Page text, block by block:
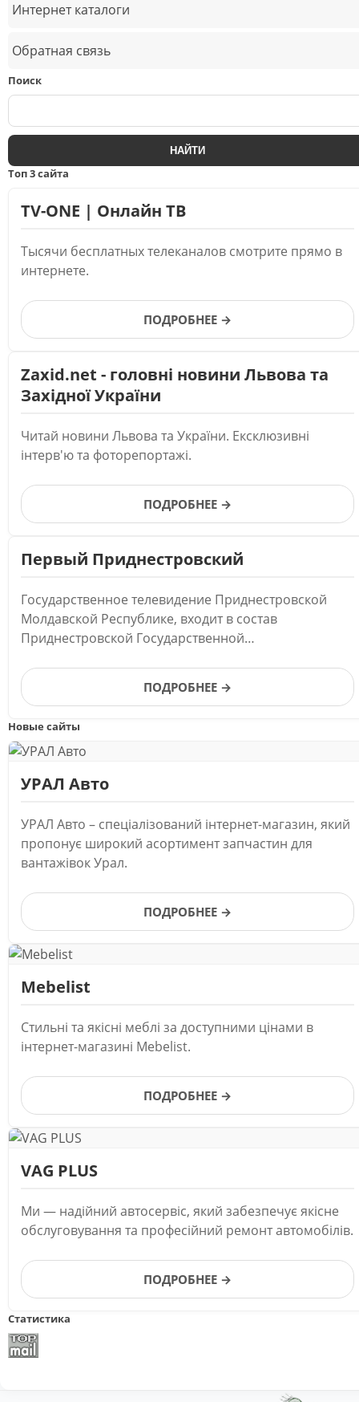
Интернет каталоги
Обратная связь
Поиск
Топ 3 сайта
TV-ONE | Онлайн ТВ
Тысячи бесплатных телеканалов смотрите прямо в
интернете.
ПОДРОБНЕЕ →
Zaxid.net - головні новини Львова та
Західної України
Читай новини Львова та України. Ексклюзивні
інтерв'ю та фоторепортажі.
ПОДРОБНЕЕ →
Первый Приднестровский
Государственное телевидение Приднестровской
Молдавской Республике, входит в состав
Приднестровской Государственной
ПОДРОБНЕЕ →
Новые сайты
УРАЛ Авто
УРАЛ Авто – спеціалізований інтернет-магазин, який
пропонує широкий асортимент запчастин для
вантажівок Урал.
ПОДРОБНЕЕ →
Mebelist
Стильні та якісні меблі за доступними цінами в
інтернет-магазині Mebelist.
ПОДРОБНЕЕ →
VAG PLUS
Ми — надійний автосервіс, який забезпечує якісне
обслуговування та професійний ремонт автомобілів.
ПОДРОБНЕЕ →
Статистика